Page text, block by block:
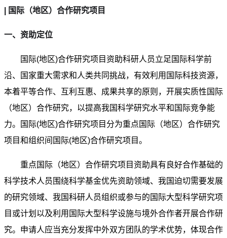
| 国际（地区）合作研究项目
一、资助定位
国际(地区)合作研究项目资助科研人员立足国际科学前
沿、国家重大需求和人类共同挑战，有效利用国际科技资源，
本着平等合作、互利互惠、成果共享的原则，开展实质性国际
（地区）合作研究，以提高我国科学研究水平和国际竞争能
力。国际(地区)合作研究项目分为重点国际（地区）合作研究
项目和组织间国际(地区)合作研究项目。
重点国际（地区）合作研究项目资助具有良好合作基础的
科学技术人员围绕科学基金优先资助领域、我国迫切需要发展
的研究领域、我国科研人员组织或参与的国际大型科学研究项
目或计划以及利用国际大型科学设施与境外合作者开展合作研
究。申请人应当充分发挥中外双方团队的学术优势，体现合作